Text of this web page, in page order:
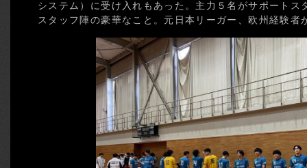
システム）に受け入れもあった。主力５名がサポートス
スタッフ陣の豪華なこと。元日本リーガー、欧州経験者